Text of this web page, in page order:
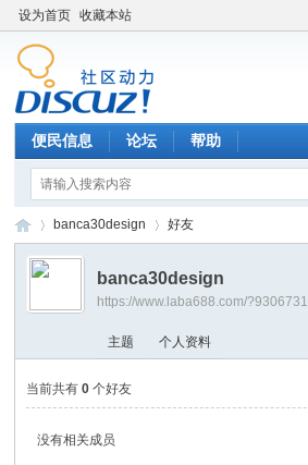
设为首页 收藏本站
便民信息 论坛 帮助
›
banca30design 好友
banca30design
https://www.laba688.com/?9306731
主题 个人资料
当前共有0 个好友
没有相关成员